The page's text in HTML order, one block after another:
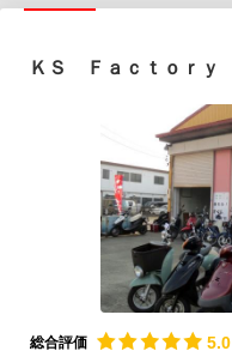
ＫＳ Ｆａｃｔｏｒｙ
総合評価 5.0